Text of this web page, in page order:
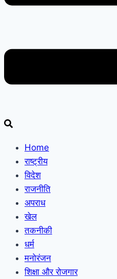
Home
राष्ट्रीय
विदेश
राजनीति
अपराध
खेल
तकनीकी
धर्म
मनोरंजन
शिक्षा और रोजगार